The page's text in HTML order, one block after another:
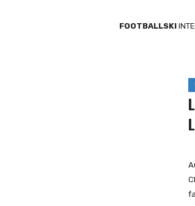
FOOTBALLSKI